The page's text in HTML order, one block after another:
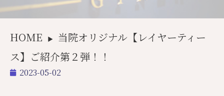
HOME ▶
当院オリジナル【レイヤーティー
ス】ご紹介第２弾！！
2023-05-02